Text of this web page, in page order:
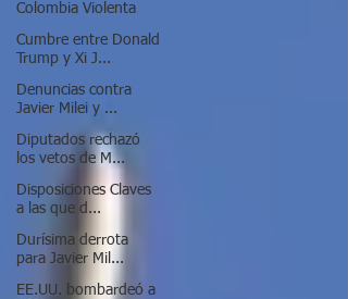
Colombia Violenta
Cumbre entre Donald
Trump y Xi J...
Denuncias contra
Javier Milei y ...
Diputados rechazó
los vetos de M...
Disposiciones Claves
a las que d...
Durísima derrota
para Javier Mil...
EE.UU. bombardeó a